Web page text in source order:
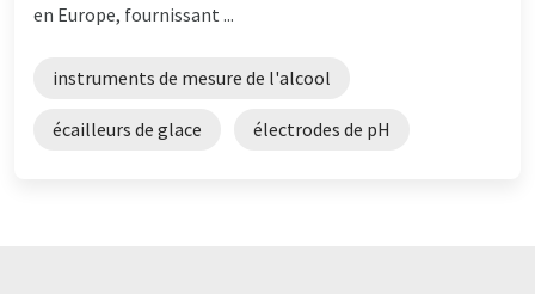
en Europe, fournissant ...
instruments de mesure de l'alcool
écailleurs de glace électrodes de pH